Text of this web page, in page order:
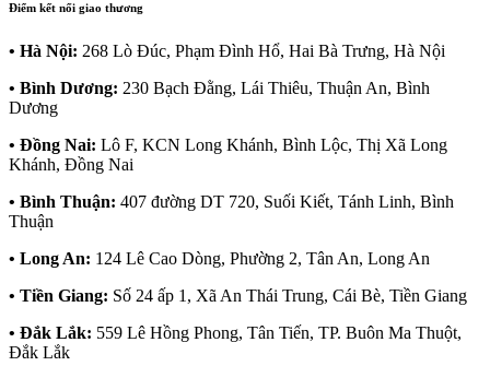
Điểm kết nối giao thương
• Hà Nội: 268 Lò Đúc, Phạm Đình Hổ, Hai Bà Trưng, Hà Nội
• Bình Dương: 230 Bạch Đằng, Lái Thiêu, Thuận An, Bình
Dương
• Đồng Nai: Lô F, KCN Long Khánh, Bình Lộc, Thị Xã Long
Khánh, Đồng Nai
• Bình Thuận: 407 đường DT 720, Suối Kiết, Tánh Linh, Bình
Thuận
• Long An: 124 Lê Cao Dòng, Phường 2, Tân An, Long An
• Tiền Giang: Số 24 ấp 1, Xã An Thái Trung, Cái Bè, Tiền Giang
• Đắk Lắk: 559 Lê Hồng Phong, Tân Tiến, TP. Buôn Ma Thuột,
Đắk Lắk